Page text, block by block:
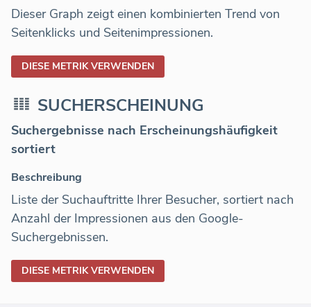
Dieser Graph zeigt einen kombinierten Trend von
Seitenklicks und Seitenimpressionen.
DIESE METRIK VERWENDEN
SUCHERSCHEINUNG
Suchergebnisse nach Erscheinungshäufigkeit
sortiert
Beschreibung
Liste der Suchauftritte Ihrer Besucher, sortiert nach
Anzahl der Impressionen aus den Google-
Suchergebnissen.
DIESE METRIK VERWENDEN